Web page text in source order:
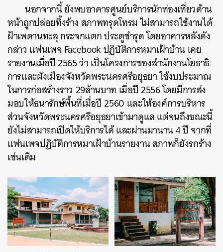
นอกจากนี้ ยังพบอาคารศูนย์บริการนักท่องเที่ยวด้าน
หน้าถูกปล่อยทิ้งร้าง สภาพทรุดโทรม ไม่สามารถใช้งานได้
ฝ้าเพดานทะลุ กระจกแตก ประตูชำรุด โดยอาคารหลังดัง
กล่าว แฟนเพจ Facebook ปฏิบัติการหมาเฝ้าบ้าน เคย
รายงานเมื่อปี 2565 ว่า เป็นโครงการของสำนักงานโยธาธิ
การและผังเมืองจังหวัดพระนครศรีอยุธยา ใช้งบประมาณ
ในการก่อสร้างราว 29ล้านบาท เมื่อปี 2556 โดยมีการส่ง
มอบให้ธนารักษ์พื้นที่เมื่อปี 2560 และให้องค์การบริหาร
ส่วนจังหวัดพระนครศรีอยุธยาเข้ามาดูแล แต่จนถึงขณะนี้
ยังไม่สามารถเปิดให้บริการได้ และผ่านมานาน 4 ปี จากที่
แฟนเพจปฏิบัติการหมาเฝ้าบ้านรายงาน สภาพก็ยังรกร้าง
เช่นเดิม